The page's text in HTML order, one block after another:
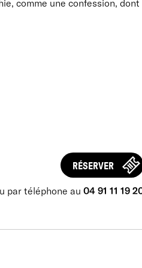
comme une confession, dont
peut-on en effet traduire
motrice chez les interprètes,
dansés, qui y ont eu lieu,
RÉSERVER
par téléphone au04 91 11 19